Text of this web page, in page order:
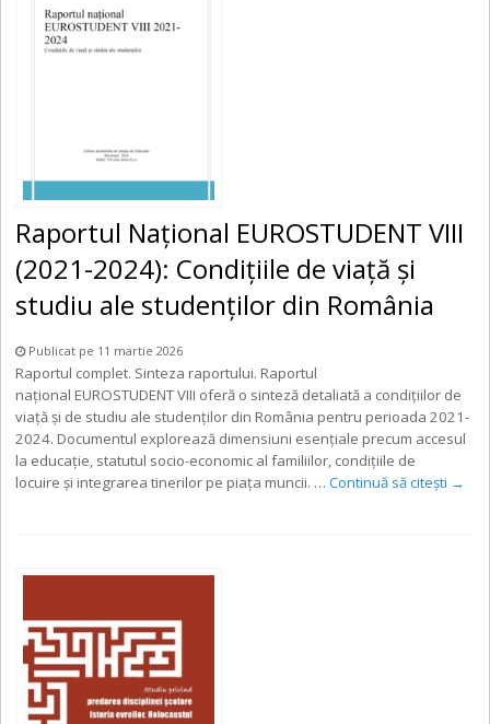
Raportul Național EUROSTUDENT VIII
(2021-2024): Condițiile de viață și
studiu ale studenților din România
Publicat pe 11 martie 2026
Raportul complet. Sinteza raportului. Raportul
național EUROSTUDENT VIII oferă o sinteză detaliată a condițiilor de
viață și de studiu ale studenților din România pentru perioada 2021-
2024. Documentul explorează dimensiuni esențiale precum accesul
la educație, statutul socio-economic al familiilor, condițiile de
locuire și integrarea tinerilor pe piața muncii. …Continuă să citești →